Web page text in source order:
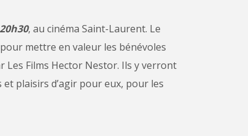
, au cinéma Saint-Laurent. Le
mettre en valeur les bénévoles
Films Hector Nestor. Ils y verront
plaisirs d’agir pour eux, pour les